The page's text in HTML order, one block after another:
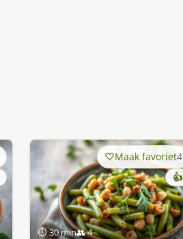
⏱ 30 min👥 4
Maak favoriet4
👍